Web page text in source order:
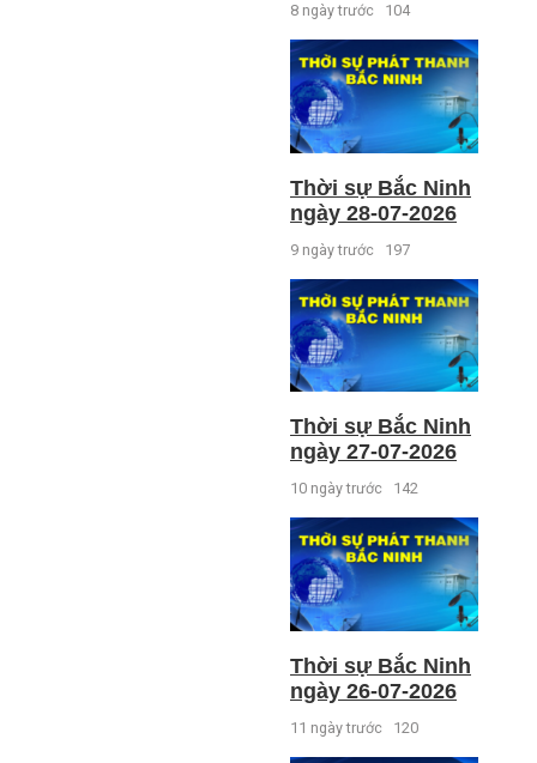
8 ngày trước 104
Thời sự Bắc Ninh
ngày 28-07-2026
9 ngày trước 197
Thời sự Bắc Ninh
ngày 27-07-2026
10 ngày trước 142
Thời sự Bắc Ninh
ngày 26-07-2026
11 ngày trước 120